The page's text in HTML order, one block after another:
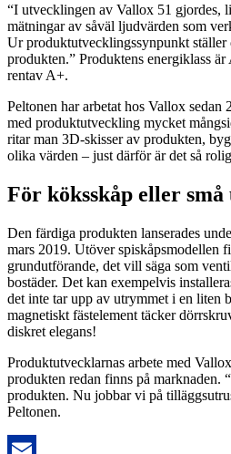
“I utvecklingen av Vallox 51 gjordes,
mätningar av såväl ljudvärden som
Ur produktutvecklingssynpunkt ställer
produkten.” Produktens energiklass
rentav A+.
Peltonen har arbetat hos Vallox sedan
med produktutveckling mycket
ritar man 3D-skisser av produkten,
olika värden – just därför är det så
För köksskåp eller
Den färdiga produkten lanserades
mars 2019. Utöver spiskåpsmodellen
grundutförande, det vill säga som
bostäder. Det kan exempelvis
det inte tar upp av utrymmet i en liten
magnetiskt fästelement täcker
diskret elegans!
Produktutvecklarnas arbete med
produkten redan finns på marknaden.
produkten. Nu jobbar vi på
Peltonen.